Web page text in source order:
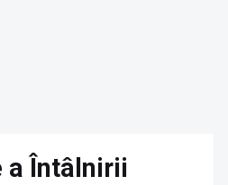
a Întâlnirii